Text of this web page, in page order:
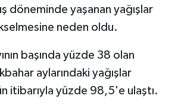
döneminde yaşanan yağışlar
neden oldu.
başında yüzde 38 olan
aylarındaki yağışlar
itibarıyla yüzde 98,5'e ulaştı.